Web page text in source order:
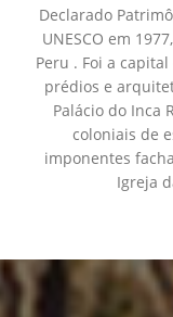
Declarado
UNESCO em
Peru . Foi a
prédios e
Palácio do Inca
coloniais de
imponentes
Igreja